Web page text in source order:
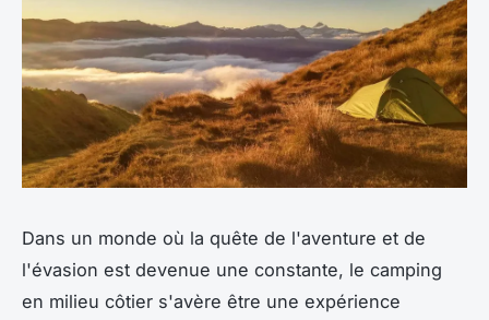
Dans un monde où la quête de l'aventure et de
l'évasion est devenue une constante, le camping
en milieu côtier s'avère être une expérience